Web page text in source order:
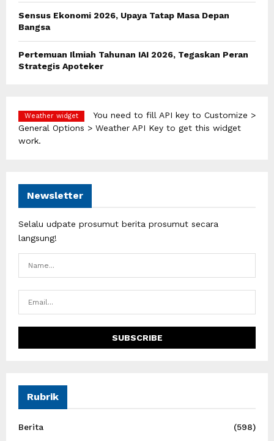
Sensus Ekonomi 2026, Upaya Tatap Masa Depan
Bangsa
Pertemuan Ilmiah Tahunan IAI 2026, Tegaskan Peran
Strategis Apoteker
Weather widget
You need to fill API key to Customize >
General Options > Weather API Key to get this widget
work.
Newsletter
Selalu udpate prosumut berita prosumut secara
langsung!
Rubrik
Berita
(598)